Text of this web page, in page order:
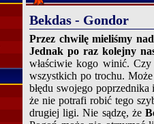
Bekdas - Gondor
Przez chwilę mieliśmy
Jednak po raz kolejny
właściwie kogo winić.
wszystkich po trochu.
błędu swojego
że nie potrafi robić tego
drugiej ligi. Nie sądzę, że